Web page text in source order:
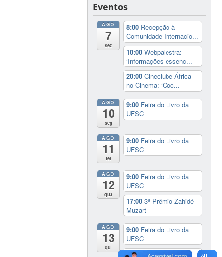
Eventos
AGO
7
sex
8:00 Recepção à
Comunidade Internacio...
10:00Webpalestra:
‘Informações essenc...
20:00Cineclube África
no Cinema: ‘Coc...
AGO
10
seg
9:00 Feira do Livro da
UFSC
AGO
11
ter
9:00 Feira do Livro da
UFSC
AGO
12
qua
9:00 Feira do Livro da
UFSC
17:003º Prêmio Zahidé
Muzart
AGO
13
qui
9:00 Feira do Livro da
UFSC
14:30
Sessão Especial